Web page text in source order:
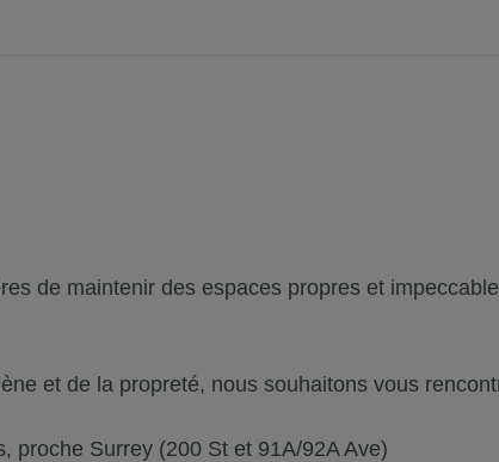
de maintenir des espaces propres et
et de la propreté, nous souhaitons vous
proche Surrey (200 St et 91A/92A Ave)